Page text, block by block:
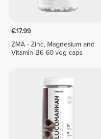
€17.99
ZMA - Zinc, Magnesium and
Vitamin B6 60 veg caps